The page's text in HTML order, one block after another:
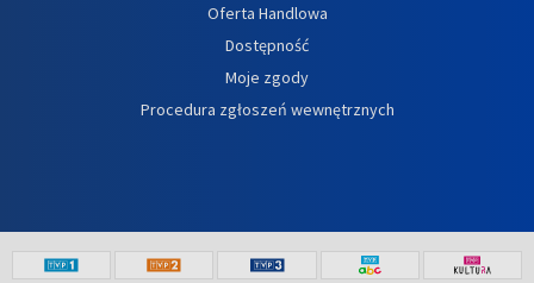
Oferta Handlowa
Dostępność
Moje zgody
Procedura zgłoszeń wewnętrznych